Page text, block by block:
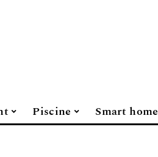
Piscine Smart home